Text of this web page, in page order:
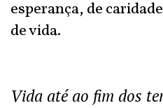
esperança, de
de vida.
Vida até ao fim dos